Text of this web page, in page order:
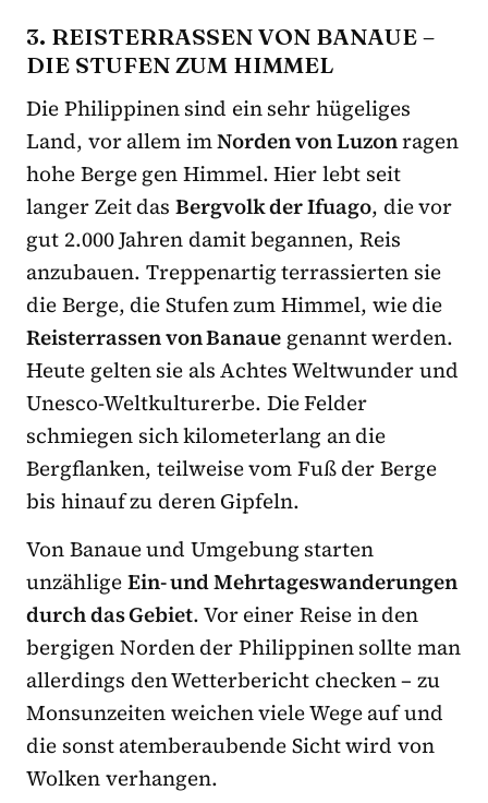
3. REISTERRASSEN VON BANAUE –
DIE STUFEN ZUM HIMMEL
Die Philippinen sind ein sehr hügeliges
Land, vor allem imNorden von Luzonragen
hohe Berge gen Himmel. Hier lebt seit
langer Zeit das Bergvolk der Ifuago, die vor
gut 2.000 Jahren damit begannen, Reis
anzubauen. Treppenartig terrassierten sie
die Berge, die Stufen zum Himmel, wie die
Reisterrassen von Banaue genannt werden.
Heute gelten sie als Achtes Weltwunder und
Unesco-Weltkulturerbe. Die Felder
schmiegen sich kilometerlang an die
Bergflanken, teilweise vom Fuß der Berge
bis hinauf zu deren Gipfeln.
Von Banaue und Umgebung starten
unzähligeEin- und Mehrtageswanderungen
durch das Gebiet. Vor einer Reise in den
bergigen Norden der Philippinen sollte man
allerdings den Wetterbericht checken – zu
Monsunzeiten weichen viele Wege auf und
die sonst atemberaubende Sicht wird von
Wolken verhangen.